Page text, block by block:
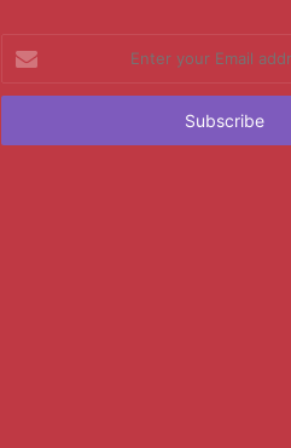
your
Email